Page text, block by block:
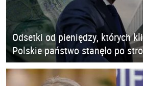
Odsetki od pieniędzy, których
Polskie państwo stanęło po